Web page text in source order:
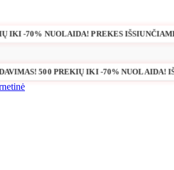
IKI -70% NUOLAIDA! PREKES
500 PREKIŲ IKI -70% NUOLAIDA!